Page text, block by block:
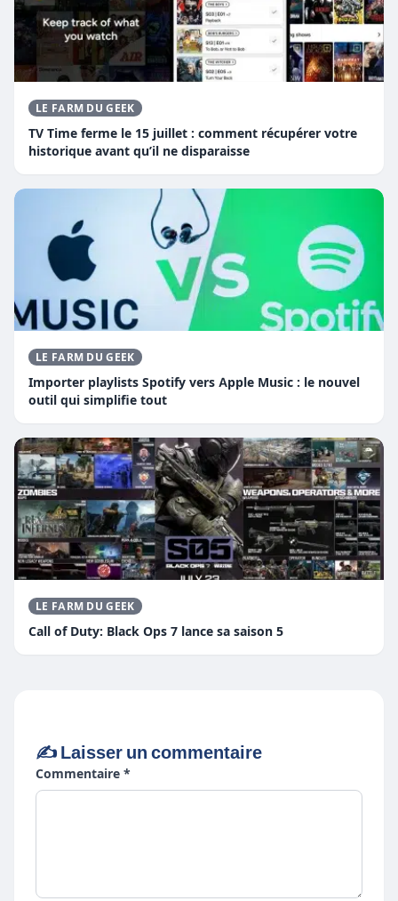
LE FARM DU GEEK
TV Time ferme le 15 juillet : comment récupérer votre
historique avant qu’il ne disparaisse
LE FARM DU GEEK
Importer playlists Spotify vers Apple Music : le nouvel
outil qui simplifie tout
LE FARM DU GEEK
Call of Duty: Black Ops 7 lance sa saison 5
✍️ Laisser un commentaire
Commentaire *